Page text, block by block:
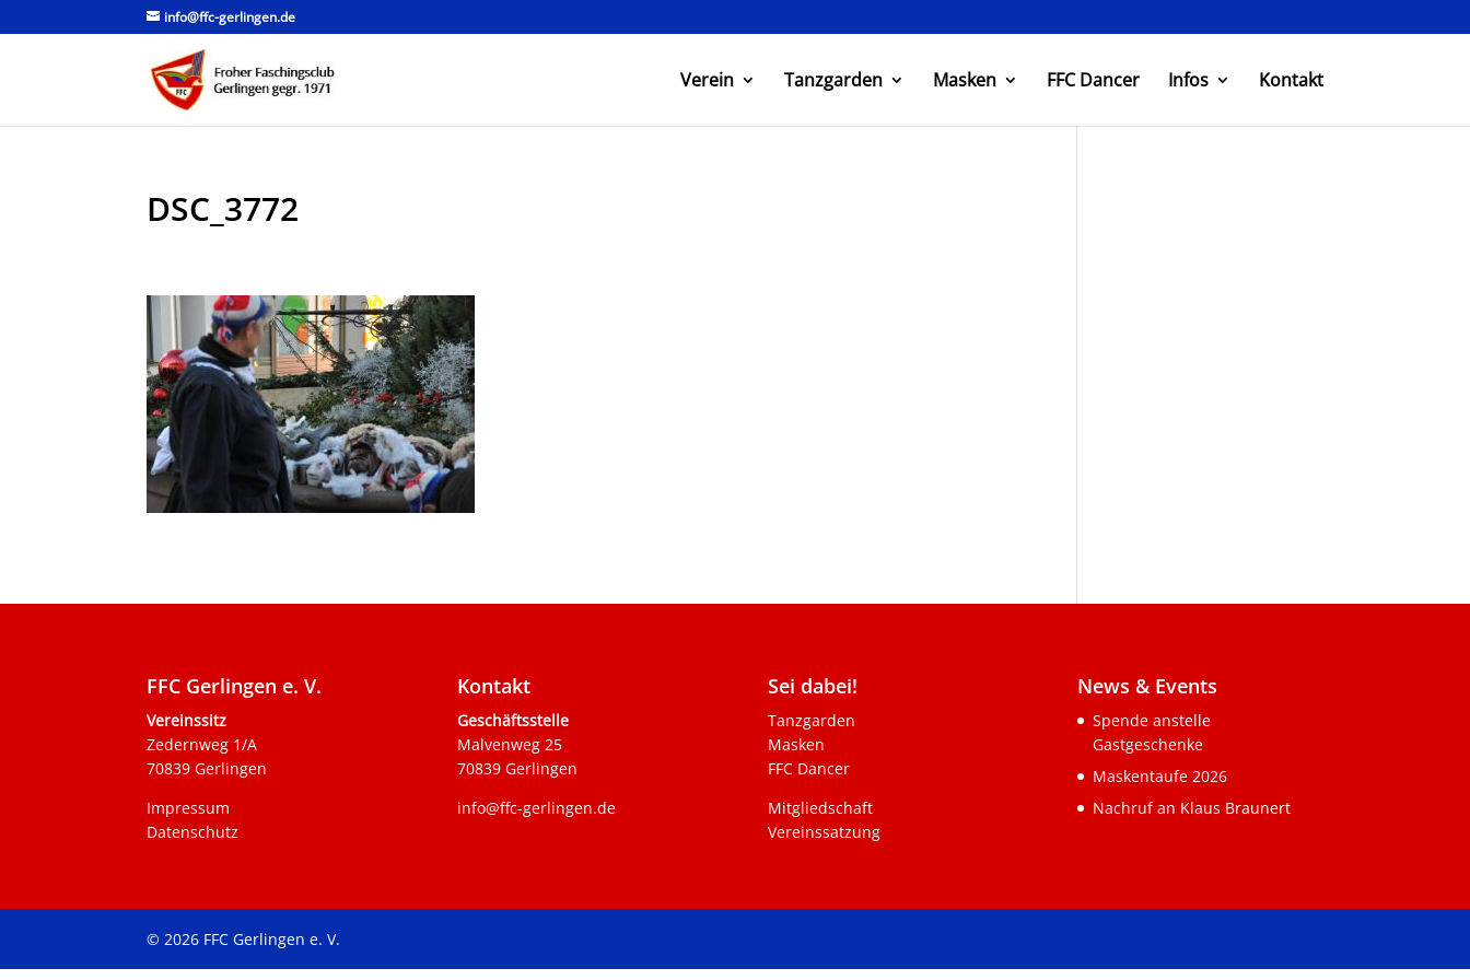
info@ffc-gerlingen.de
Verein Tanzgarden Masken FFC Dancer Infos Kontakt
DSC_3772
FFC Gerlingen e. V.
Vereinssitz
Zedernweg 1/A
70839 Gerlingen
Impressum
Datenschutz
Kontakt
Geschäftsstelle
Malvenweg 25
70839 Gerlingen
info@ffc-gerlingen.de
Sei dabei!
Tanzgarden
Masken
FFC Dancer
Mitgliedschaft
Vereinssatzung
News & Events
Spende anstelle
Gastgeschenke
Maskentaufe 2026
Nachruf an Klaus Braunert
© 2026 FFC Gerlingen e. V.